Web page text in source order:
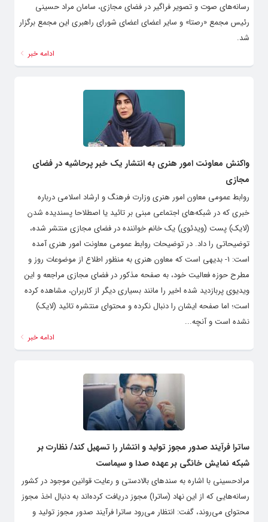
رسانه‌های صوت و تصویر فراگیر در فضای مجازی، سامان مراد حسینی
رئیس مجمع «رصتا» و سایر اعضای اعضای شورای راهبری این مجمع برگزار
شد.
ادامه خبر
واکنش معاونت امور هنری به انتشار یک خبر پرحاشیه در فضای
مجازی
روابط عمومی معاون امور هنری وزارت فرهنگ و ارشاد اسلامی درباره
خبری که در شبکه‌های اجتماعی مبنی بر تائید یا اصطلاحا پسندیده شدن
(لایک) پست (ویدئوی) یک خانم خواننده در فضای مجازی منتشر شده،
توضیحاتی را داد. در توضیحات روابط عمومی معاونت امور هنری آمده
است: ۱- بدیهی است که معاون هنری به منظور اطلاع از موضوعات روز و
مطرح حوزه فعالیت خود، به صفحه مذکور در فضای مجازی مراجعه و این
ویدیوی پربازدید شده اخیر را مانند بسیاری دیگر از کاربران، مشاهده کرده
است؛ اما صفحه ایشان را دنبال نکرده و محتوای منتشره تائید (لایک)
نشده است و آنچه...
ادامه خبر
ساترا فرآیند صدور مجوز تولید و انتشار را تسهیل کند/ نظارت بر
شبکه نمایش خانگی بر عهده صدا و سیماست
مرادحسینی با اشاره به سندهای بالادستی و رعایت قوانین موجود در کشور
رسانه‌هایی که از این نهاد (ساترا) مجوز دریافت کرده‌اند به دنبال اخذ مجوز
محتوای می‌روند، گفت: انتظار می‌رود ساترا فرآیند صدور مجوز تولید و